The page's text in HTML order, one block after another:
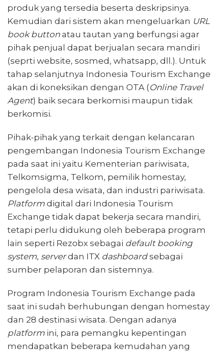
produk yang tersedia beserta deskripsinya.
Kemudian dari sistem akan mengeluarkan URL
book buttonatau tautan yang berfungsi agar
pihak penjual dapat berjualan secara mandiri
(seprti website, sosmed, whatsapp, dll.). Untuk
tahap selanjutnya Indonesia Tourism Exchange
akan di koneksikan dengan OTA (Online Travel
Agent) baik secara berkomisi maupun tidak
berkomisi.
Pihak-pihak yang terkait dengan kelancaran
pengembangan Indonesia Tourism Exchange
pada saat ini yaitu Kementerian pariwisata,
Telkomsigma, Telkom, pemilik homestay,
pengelola desa wisata, dan industri pariwisata.
Platform digital dari Indonesia Tourism
Exchange tidak dapat bekerja secara mandiri,
tetapi perlu didukung oleh beberapa program
lain seperti Rezobx sebagai default booking
system, serverdan ITX dashboardsebagai
sumber pelaporan dan sistemnya.
Program Indonesia Tourism Exchange pada
saat ini sudah berhubungan dengan homestay
dan 28 destinasi wisata. Dengan adanya
platform ini, para pemangku kepentingan
mendapatkan beberapa kemudahan yang